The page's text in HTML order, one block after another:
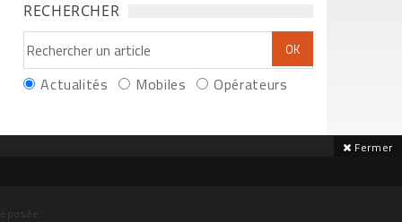
RECHERCHER
Actualités Mobiles Opérateurs
Fermer